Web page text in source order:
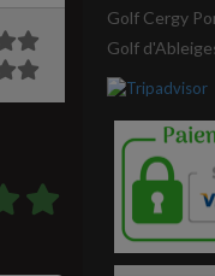
Golf Cergy
Golf